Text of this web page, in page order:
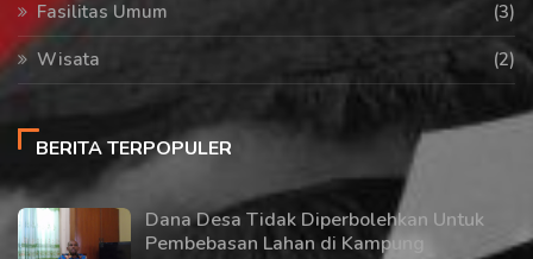
Fasilitas Umum
(3)
Wisata
(2)
BERITA TERPOPULER
Dana Desa Tidak Diperbolehkan Untuk
Pembebasan Lahan di Kampung